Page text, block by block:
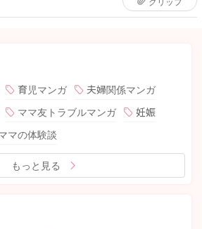
育児マンガ
夫婦関係マンガ
ママ友トラブルマンガ
妊娠
マの体験談
もっと見る